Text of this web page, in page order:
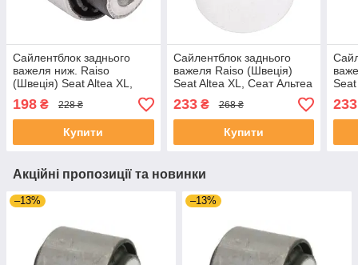
Сайлентблок заднього
важеля ниж. Raiso
(Швеція) Seat Altea XL,
Сеат Альтеа ХЛ 06- #RL-
1K0171C UAQQYQP4
198 ₴ 228 ₴
Купити
Сайлентблок заднього
важеля Raiso (Швеція)
Seat Altea XL, Сеат Альтеа
ХЛ 06- #RL-1K0541D
UANLJOZ4
233₴ 268 ₴
Купити
04-
233
Акційні пропозиції та новинки
–13% –13%